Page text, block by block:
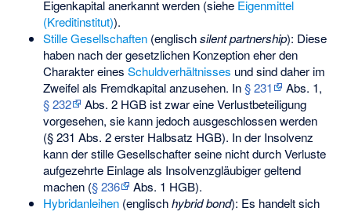
Eigenkapital anerkannt werden (siehe Eigenmittel
(Kreditinstitut)).
Stille Gesellschaften(englischsilent partnership): Diese
haben nach der gesetzlichen Konzeption eher den
Charakter eines Schuldverhältnisses und sind daher im
Zweifel als Fremdkapital anzusehen. In§ 231
Abs. 1,
§ 232
Abs. 2 HGB ist zwar eine Verlustbeteiligung
vorgesehen, sie kann jedoch ausgeschlossen werden
(§ 231 Abs. 2 erster Halbsatz HGB). In der Insolvenz
kann der stille Gesellschafter seine nicht durch Verluste
aufgezehrte Einlage als Insolvenzgläubiger geltend
machen (§ 236
Abs. 1 HGB).
Hybridanleihen(englischhybrid bond): Es handelt sich